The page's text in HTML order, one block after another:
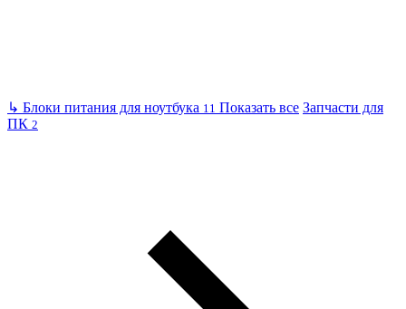
↳ Блоки питания для ноутбука 11 Показать все Запчасти для
ПК 2